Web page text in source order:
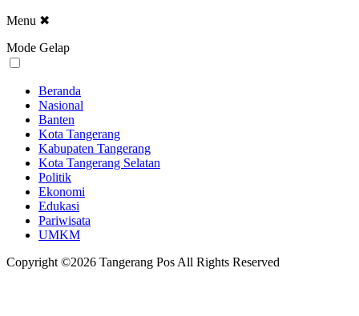
Menu ✖
Mode Gelap
Beranda
Nasional
Banten
Kota Tangerang
Kabupaten Tangerang
Kota Tangerang Selatan
Politik
Ekonomi
Edukasi
Pariwisata
UMKM
Copyright ©2026 Tangerang Pos All Rights Reserved